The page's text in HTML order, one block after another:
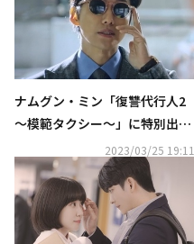
ナムグン・ミン「復讐代行人2
～模範タクシー～」に特別出
演…イ・ジェフンにお願いした
こととは？【ネタバレあり】
2023/03/25 19:11